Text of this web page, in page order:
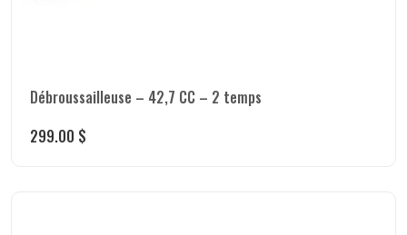
Débroussailleuse – 42,7 CC – 2 temps
299.00 $